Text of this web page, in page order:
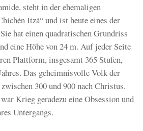
steht in der ehemaligen
Itzá“ und ist heute eines der
hat einen quadratischen Grundriss
eine Höhe von 24 m. Auf jeder Seite
Plattform, insgesamt 365 Stufen,
Das geheimnisvolle Volk der
300 und 900 nach Christus.
Krieg geradezu eine Obsession und
Untergangs.